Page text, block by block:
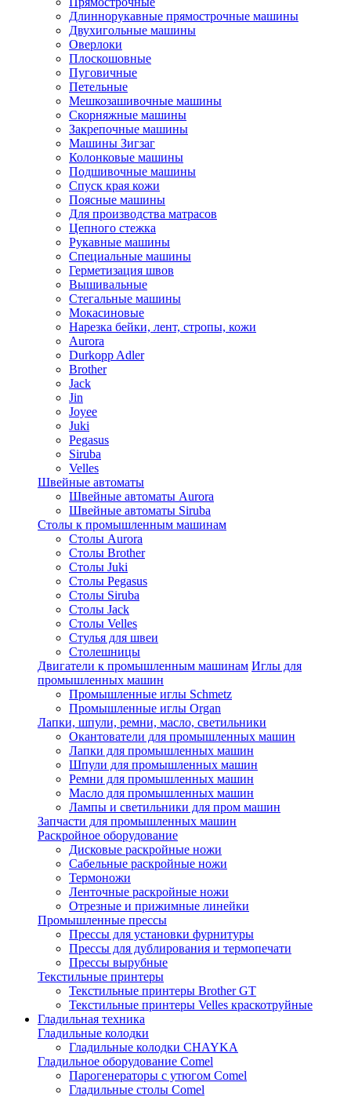
Длиннорукавные прямострочные машины
Двухигольные машины
Оверлоки
Плоскошовные
Пуговичные
Петельные
Мешкозашивочные машины
Скорняжные машины
Закрепочные машины
Машины Зигзаг
Колонковые машины
Подшивочные машины
Спуск края кожи
Поясные машины
Для производства матрасов
Цепного стежка
Рукавные машины
Специальные машины
Герметизация швов
Вышивальные
Стегальные машины
Мокасиновые
Нарезка бейки, лент, стропы, кожи
Aurora
Durkopp Adler
Brother
Jack
Jin
Joyee
Juki
Pegasus
Siruba
Velles
Швейные автоматы
Швейные автоматы Aurora
Швейные автоматы Siruba
Столы к промышленным машинам
Столы Aurora
Столы Brother
Столы Juki
Столы Pegasus
Столы Siruba
Столы Jack
Столы Velles
Стулья для швеи
Столешницы
Двигатели к промышленным машинам Иглы для
промышленных машин
Промышленные иглы Schmetz
Промышленные иглы Organ
Лапки, шпули, ремни, масло, светильники
Окантователи для промышленных машин
Лапки для промышленных машин
Шпули для промышленных машин
Ремни для промышленных машин
Масло для промышленных машин
Лампы и светильники для пром машин
Запчасти для промышленных машин
Раскройное оборудование
Дисковые раскройные ножи
Сабельные раскройные ножи
Термоножи
Ленточные раскройные ножи
Отрезные и прижимные линейки
Промышленные прессы
Прессы для установки фурнитуры
Прессы для дублирования и термопечати
Прессы вырубные
Текстильные принтеры
Текстильные принтеры Brother GT
Текстильные принтеры Velles краскотруйные
Гладильная техника
Гладильные колодки
Гладильные колодки CHAYKA
Гладильное оборудование Comel
Парогенераторы с утюгом Comel
Гладильные столы Comel